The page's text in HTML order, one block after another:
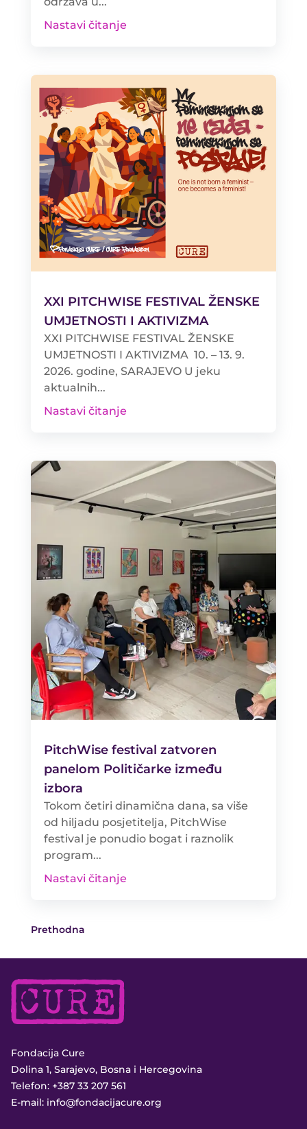
Nastavi čitanje
XXI PITCHWISE FESTIVAL ŽENSKE
UMJETNOSTI I AKTIVIZMA
XXI PITCHWISE FESTIVAL ŽENSKE
UMJETNOSTI I AKTIVIZMA 10. – 13. 9.
2026. godine, SARAJEVO U jeku
aktualnih...
Nastavi čitanje
PitchWise festival zatvoren
panelom Političarke između
izbora
Tokom četiri dinamična dana, sa više
od hiljadu posjetitelja, PitchWise
festival je ponudio bogat i raznolik
program...
Nastavi čitanje
Prethodna
Fondacija Cure
Dolina 1, Sarajevo, Bosna i Hercegovina
Telefon: +387 33 207 561
E-mail: info@fondacijacure.org